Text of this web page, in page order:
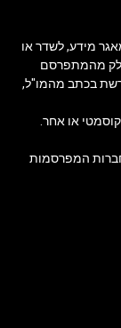
מידע, לשדר או
חלק מהמתפרסם
בכתב מהמו"ל,
או אחר.
המפרסמות